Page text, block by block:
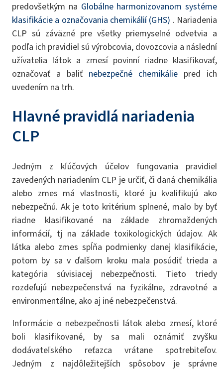
predovšetkým na Globálne harmonizovanom systéme
klasifikácie a označovania chemikálií (GHS) . Nariadenia
CLP sú záväzné pre všetky priemyselné odvetvia a
podľa ich pravidiel sú výrobcovia, dovozcovia a následní
užívatelia látok a zmesí povinní riadne klasifikovať,
označovať a baliť nebezpečné chemikálie pred ich
uvedením na trh.
Hlavné pravidlá nariadenia
CLP
Jedným z kľúčových účelov fungovania pravidiel
zavedených nariadením CLP je určiť, či daná chemikália
alebo zmes má vlastnosti, ktoré ju kvalifikujú ako
nebezpečnú. Ak je toto kritérium splnené, malo by byť
riadne klasifikované na základe zhromaždených
informácií, tj na základe toxikologických údajov. Ak
látka alebo zmes spĺňa podmienky danej klasifikácie,
potom by sa v ďalšom kroku mala posúdiť trieda a
kategória súvisiacej nebezpečnosti. Tieto triedy
rozdeľujú nebezpečenstvá na fyzikálne, zdravotné a
environmentálne, ako aj iné nebezpečenstvá.
Informácie o nebezpečnosti látok alebo zmesí, ktoré
boli klasifikované, by sa mali oznámiť zvyšku
dodávateľského reťazca vrátane spotrebiteľov.
Jedným z najdôležitejších spôsobov je správne